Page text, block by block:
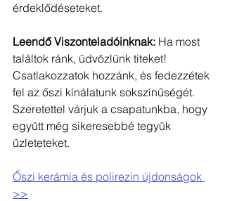
érdeklődéseteket.
Leendő Viszonteladóinknak: Ha most
találtok ránk, üdvözlünk titeket!
Csatlakozzatok hozzánk, és fedezzétek
fel az őszi kínálatunk sokszínűségét.
Szeretettel várjuk a csapatunkba, hogy
együtt még sikeresebbé tegyük
üzleteteket.
Őszi kerámia és polirezin újdonságok
>>